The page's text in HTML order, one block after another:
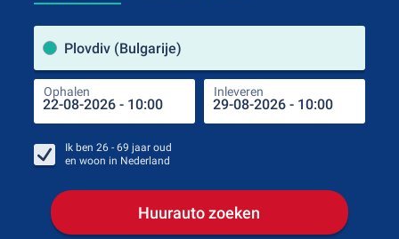
Plovdiv (Bulgarije)
Ophalen Inleveren
Ik ben 26 - 69 jaar oud
en woon in Nederland
Huurauto zoeken